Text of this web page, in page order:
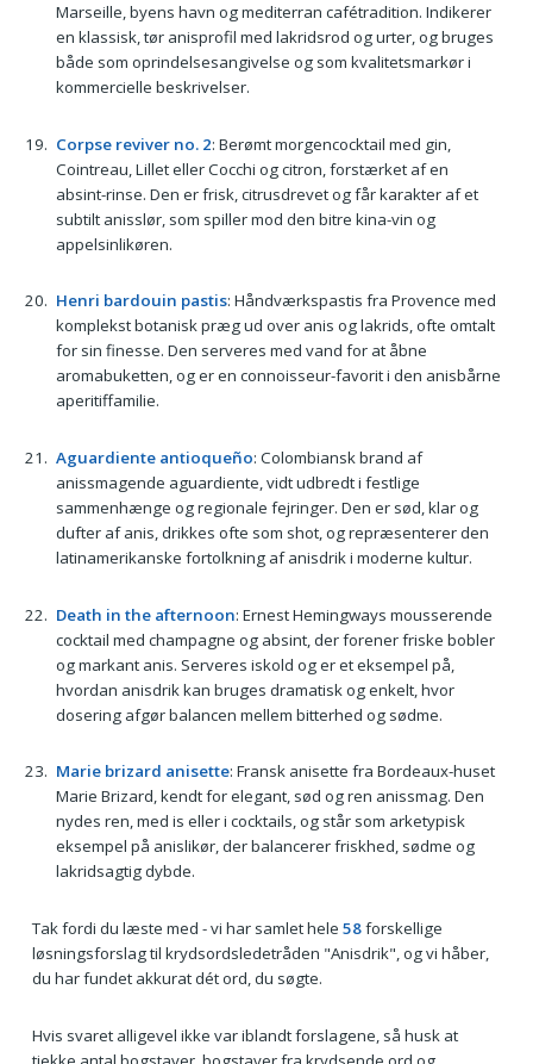
Marseille, byens havn og mediterran cafétradition. Indikerer
en klassisk, tør anisprofil med lakridsrod og urter, og bruges
både som oprindelsesangivelse og som kvalitetsmarkør i
kommercielle beskrivelser.
Corpse reviver no. 2: Berømt morgencocktail med gin,
Cointreau, Lillet eller Cocchi og citron, forstærket af en
absint-rinse. Den er frisk, citrusdrevet og får karakter af et
subtilt anisslør, som spiller mod den bitre kina-vin og
appelsinlikøren.
Henri bardouin pastis: Håndværkspastis fra Provence med
komplekst botanisk præg ud over anis og lakrids, ofte omtalt
for sin finesse. Den serveres med vand for at åbne
aromabuketten, og er en connoisseur-favorit i den anisbårne
aperitiffamilie.
Aguardiente antioqueño: Colombiansk brand af
anissmagende aguardiente, vidt udbredt i festlige
sammenhænge og regionale fejringer. Den er sød, klar og
dufter af anis, drikkes ofte som shot, og repræsenterer den
latinamerikanske fortolkning af anisdrik i moderne kultur.
Death in the afternoon: Ernest Hemingways mousserende
cocktail med champagne og absint, der forener friske bobler
og markant anis. Serveres iskold og er et eksempel på,
hvordan anisdrik kan bruges dramatisk og enkelt, hvor
dosering afgør balancen mellem bitterhed og sødme.
Marie brizard anisette: Fransk anisette fra Bordeaux-huset
Marie Brizard, kendt for elegant, sød og ren anissmag. Den
nydes ren, med is eller i cocktails, og står som arketypisk
eksempel på anislikør, der balancerer friskhed, sødme og
lakridsagtig dybde.
Tak fordi du læste med - vi har samlet hele 58forskellige
løsningsforslag til krydsordsledetråden "Anisdrik", og vi håber,
du har fundet akkurat dét ord, du søgte.
Hvis svaret alligevel ikke var iblandt forslagene, så husk at